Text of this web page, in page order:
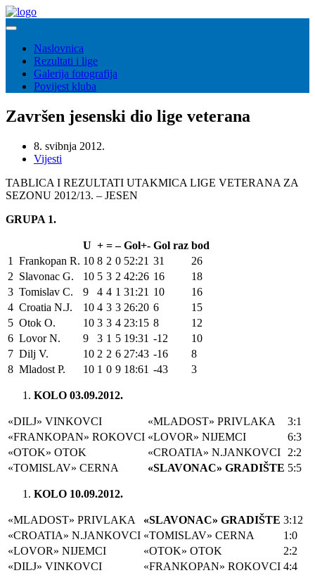
Naslovnica
Rezultati i lige
Galerija fotografija
Povijest kluba
Završen jesenski dio lige veterana
8. svibnja 2012.
Vijesti
TABLICA I REZULTATI UTAKMICA LIGE VETERANA ZA
SEZONU 2012/13. – JESEN
GRUPA 1.
U + = – Gol+- Gol raz bod
1
Frankopan R. 10 8 2 0 52:21 31
26
2 Slavonac G. 10 5 3 2 42:26 16
18
3 Tomislav C. 9 4 4 1 31:21 10
16
4 Croatia N.J. 10 4 3 3 26:20 6
15
5 Otok O. 10 3 3 4 23:15 8
12
6 Lovor N. 9 3 1 5 19:31 -12
10
7 Dilj V. 10 2 2 6 27:43 -16
8
8 Mladost P. 10 1 0 9 18:61 -43 3
KOLO 03.09.2012.
«DILJ» VINKOVCI «MLADOST» PRIVLAKA
3:1
«FRANKOPAN» ROKOVCI «LOVOR» NIJEMCI
6:3
«OTOK» OTOK
«CROATIA» N.JANKOVCI
2:2
«TOMISLAV» CERNA
«SLAVONAC» GRADIŠTE 5:5
KOLO 10.09.2012.
«MLADOST» PRIVLAKA «SLAVONAC» GRADIŠTE 3:12
«CROATIA» N.JANKOVCI «TOMISLAV» CERNA
1:0
«LOVOR» NIJEMCI
«OTOK» OTOK
2:2
«DILJ» VINKOVCI
«FRANKOPAN» ROKOVCI 4:4